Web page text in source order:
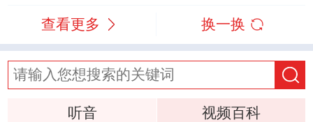
查看更多 换一换
听音
视频百科